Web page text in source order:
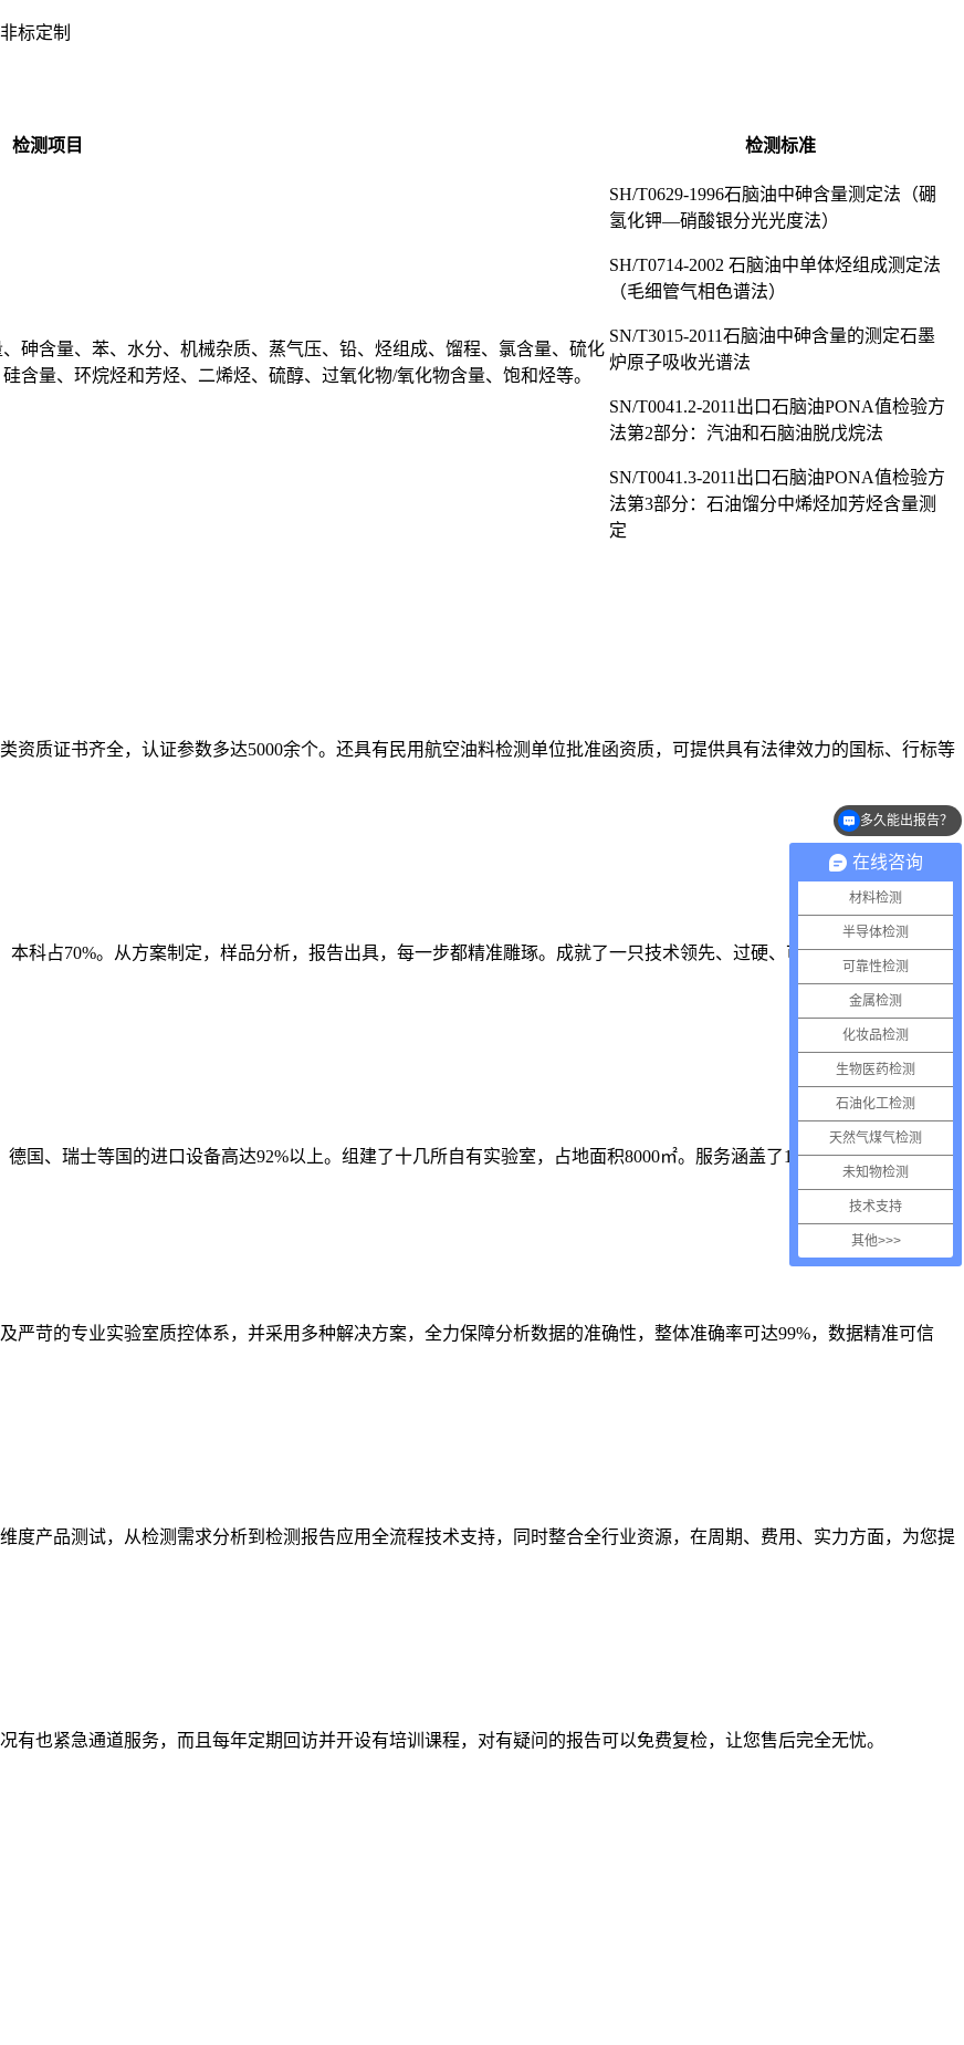
标定制
检测项目 检测标准
砷含量、苯、水分、机械杂质、蒸气压、铅、烃组成、馏程、氯含量、硫化
含量、环烷烃和芳烃、二烯烃、硫醇、过氧化物/氧化物含量、饱和烃等。
SH/T0629-1996石脑油中砷含量测定法（硼
氢化钾—硝酸银分光光度法）
SH/T0714-2002 石脑油中单体烃组成测定法
（毛细管气相色谱法）
SN/T3015-2011石脑油中砷含量的测定石墨
炉原子吸收光谱法
SN/T0041.2-2011出口石脑油PONA值检验方
法第2部分：汽油和石脑油脱戊烷法
SN/T0041.3-2011出口石脑油PONA值检验方
法第3部分：石油馏分中烯烃加芳烃含量测
定
资质证书齐全，认证参数多达5000余个。还具有民用航空油料检测单位批准函资质，可提供具有法律效力的国标、行标等
科占70%。从方案制定，样品分析，报告出具，每一步都精准雕琢。成就了一只技术领先、过硬、可信赖的能打胜仗的
国、瑞士等国的进口设备高达92%以上。组建了十几所自有实验室，占地面积8000㎡。服务涵盖了1000+细分领域。
严苛的专业实验室质控体系，并采用多种解决方案，全力保障分析数据的准确性，整体准确率可达99%，数据精准可信
度产品测试，从检测需求分析到检测报告应用全流程技术支持，同时整合全行业资源，在周期、费用、实力方面，为您提
也紧急通道服务，而且每年定期回访并开设有培训课程，对有疑问的报告可以免费复检，让您售后完全无忧。
在线咨询
材料检测
半导体检测
可靠性检测
金属检测
化妆品检测
生物医药检测
石油化工检测
天然气煤气检测
未知物检测
技术支持
其他>>>
需要多少样品？